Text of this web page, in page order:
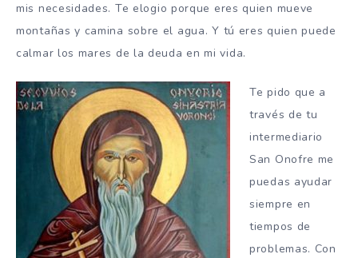
mis necesidades. Te elogio porque eres quien mueve
montañas y camina sobre el agua.Y tú eres quien puede
calmar los mares de la deuda en mi vida.
Te pido que a
través de tu
intermediario
San Onofre me
puedas ayudar
siempre en
tiempos de
problemas. Con